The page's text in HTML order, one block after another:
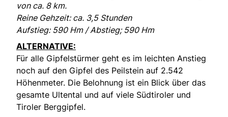
von ca. 8 km.
Reine Gehzeit: ca. 3,5 Stunden
Aufstieg: 590 Hm / Abstieg; 590 Hm
ALTERNATIVE:
Für alle Gipfelstürmer geht es im leichten Anstieg
noch auf den Gipfel des Peilstein auf 2.542
Höhenmeter. Die Belohnung ist ein Blick über das
gesamte Ultental und auf viele Südtiroler und
Tiroler Berggipfel.